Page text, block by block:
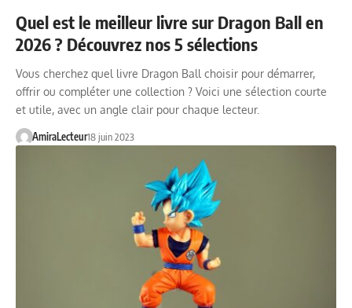
Quel est le meilleur livre sur Dragon Ball en
2026 ? Découvrez nos 5 sélections
Vous cherchez quel livre Dragon Ball choisir pour démarrer,
offrir ou compléter une collection ? Voici une sélection courte
et utile, avec un angle clair pour chaque lecteur.
AmiraLecteur18 juin 2023